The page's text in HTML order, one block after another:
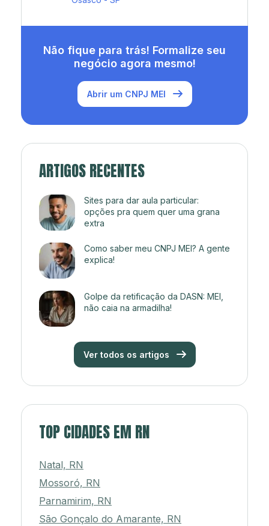
Não fique para trás! Formalize seu
negócio agora mesmo!
Abrir um CNPJ MEI
ARTIGOS RECENTES
Sites para dar aula particular:
opções pra quem quer uma grana
extra
Como saber meu CNPJ MEI? A gente
explica!
Golpe da retificação da DASN: MEI,
não caia na armadilha!
Ver todos os artigos
TOP CIDADES EM RN
Natal, RN
Mossoró, RN
Parnamirim, RN
São Gonçalo do Amarante, RN